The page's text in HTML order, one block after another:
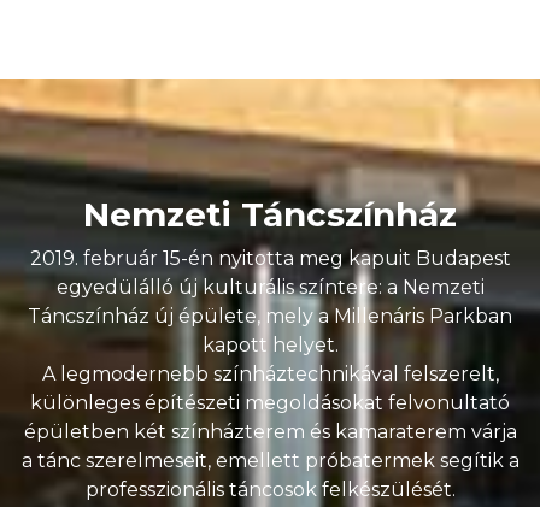
Nemzeti Táncszínház
2019. február 15-én nyitotta meg kapuit Budapest
egyedülálló új kulturális színtere: a Nemzeti
Táncszínház új épülete, mely a Millenáris Parkban
kapott helyet.
A legmodernebb színháztechnikával felszerelt,
különleges építészeti megoldásokat felvonultató
épületben két színházterem és kamaraterem várja
a tánc szerelmeseit, emellett próbatermek segítik a
professzionális táncosok felkészülését.